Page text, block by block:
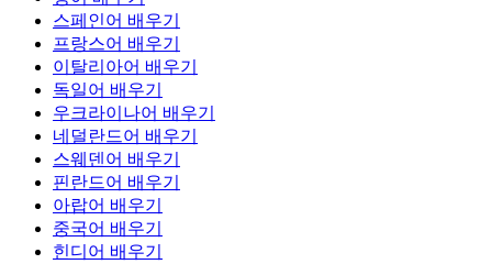
스페인어 배우기
프랑스어 배우기
이탈리아어 배우기
독일어 배우기
우크라이나어 배우기
네덜란드어 배우기
스웨덴어 배우기
핀란드어 배우기
아랍어 배우기
중국어 배우기
힌디어 배우기